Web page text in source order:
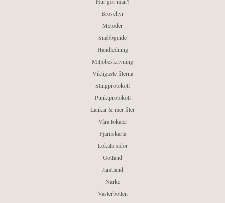
Broschyr
Metoder
Snabbguide
Handledning
Miljöbeskrivning
Viktigaste filerna
Slingprotokoll
Punktprotokoll
Länkar & mer filer
Våra lokaler
Fjärilskarta
Lokala sidor
Gotland
Jämtland
Närke
Västerbotten